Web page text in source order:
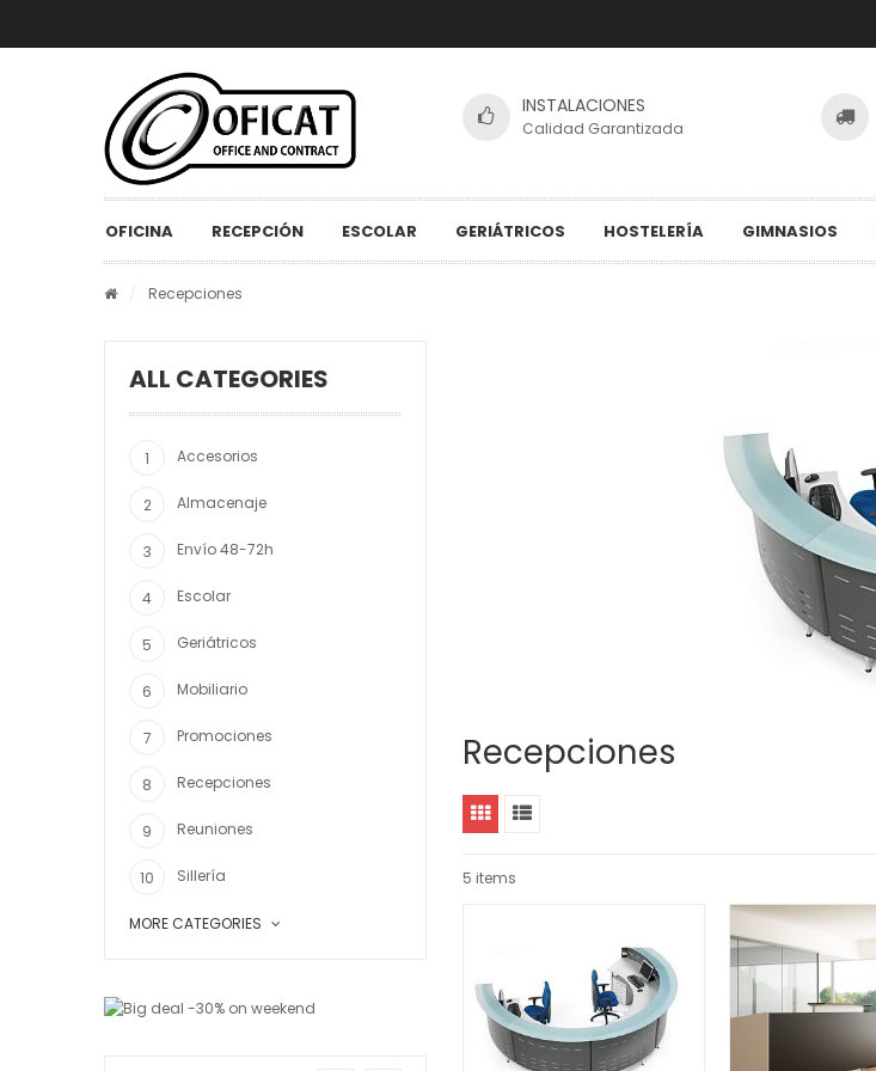
INSTALACIONES
Calidad Garantizada
OFICINA RECEPCIÓN ESCOLAR GERIÁTRICOS HOSTELERÍA GIMNASIOS
Recepciones
ALL CATEGORIES
Accesorios
Almacenaje
Envío 48-72h
Escolar
Geriátricos
Mobiliario
Promociones
Recepciones
Reuniones
Sillería
MORE CATEGORIES
Recepciones
5 items